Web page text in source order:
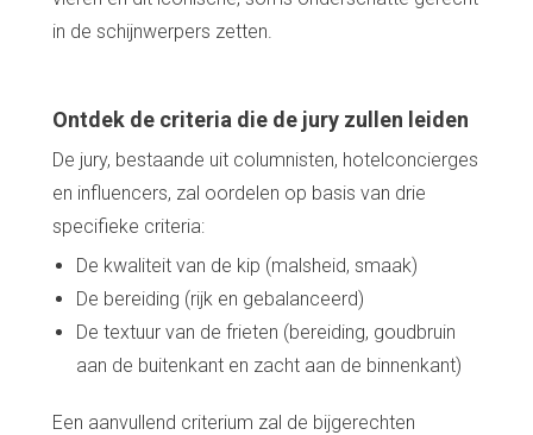
in de schijnwerpers zetten.
Ontdek de criteria die de jury zullen leiden
De jury, bestaande uit columnisten, hotelconcierges
en influencers, zal oordelen op basis van drie
specifieke criteria:
De kwaliteit van de kip (malsheid, smaak)
De bereiding (rijk en gebalanceerd)
De textuur van de frieten (bereiding, goudbruin
aan de buitenkant en zacht aan de binnenkant)
Een aanvullend criterium zal de bijgerechten